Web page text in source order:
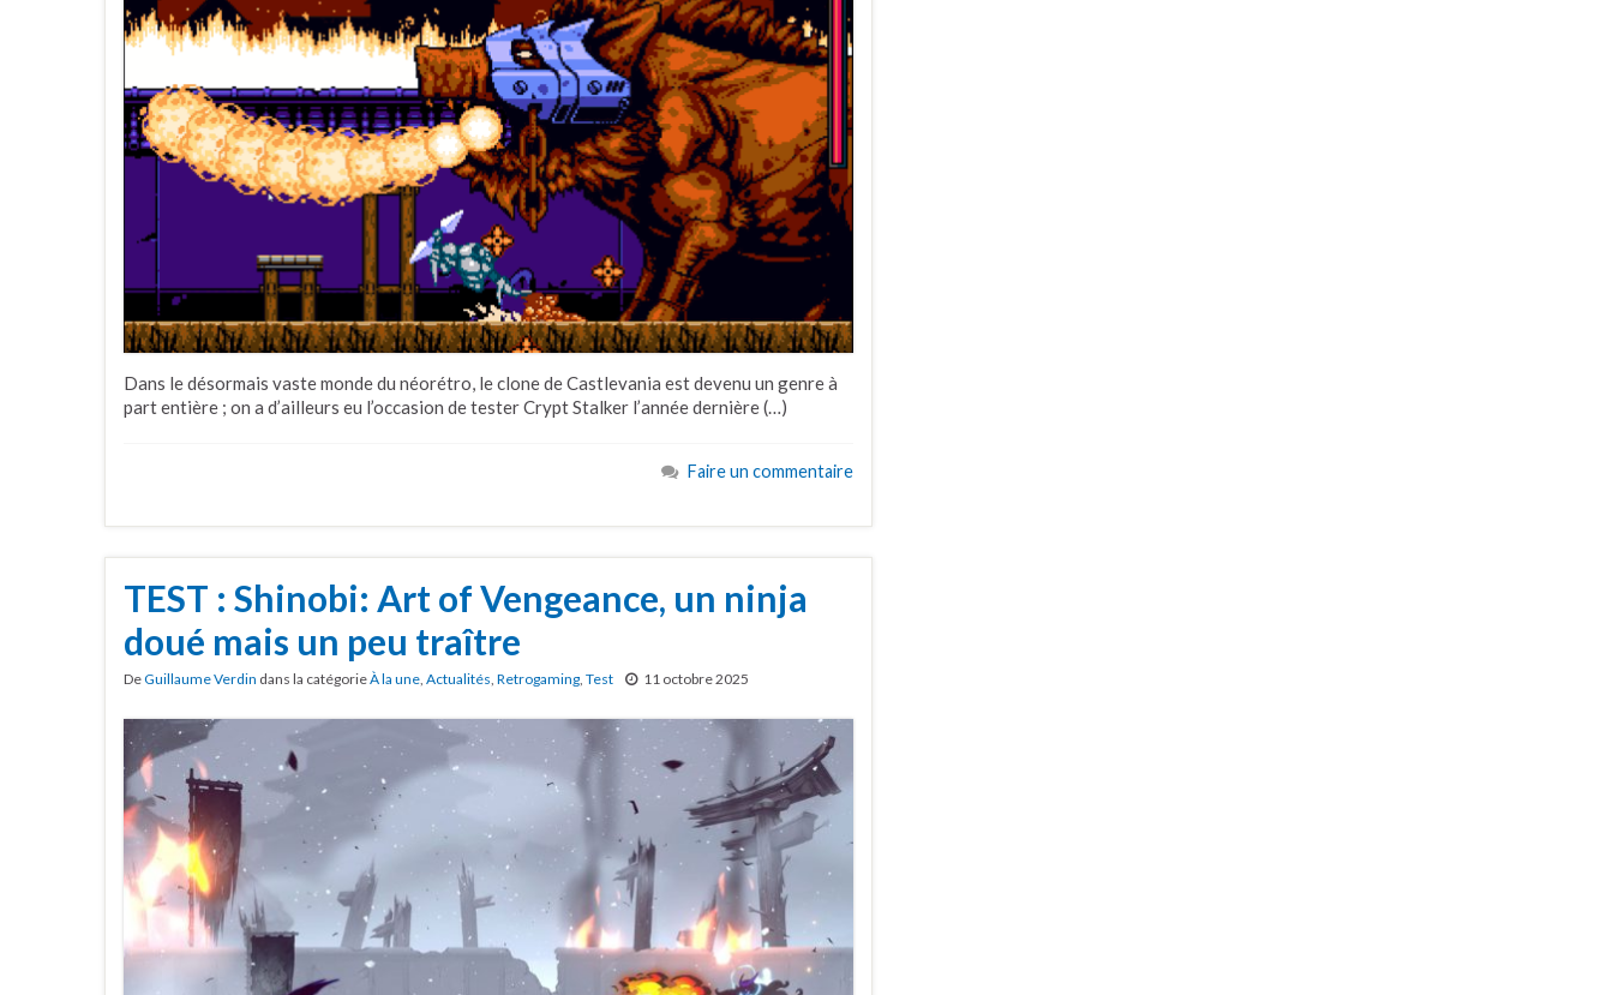
Dans le désormais vaste monde du néorétro, le clone de Castlevania est devenu un genre à
part entière ; on a d’ailleurs eu l’occasion de tester Crypt Stalker l’année dernière (…)
Faire un commentaire
TEST : Shinobi: Art of Vengeance, un ninja
doué mais un peu traître
DeGuillaume Verdin dans la catégorieÀ la une Actualités Retrogaming Test 11 octobre 2025